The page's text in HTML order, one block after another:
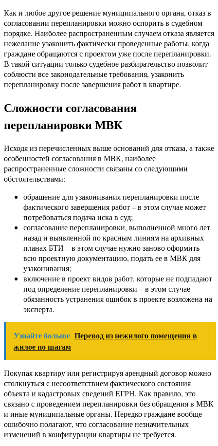
Как и любое другое решение муниципального органа, отказ в
согласовании перепланировки можно оспорить в судебном
порядке. Наиболее распространенным случаем отказа является
нежелание узаконить фактически проведенные работы, когда
граждане обращаются с проектом уже после перепланировки.
В такой ситуации только судебное разбирательство позволит
соблюсти все законодательные требования, узаконить
перепланировку после завершения работ в квартире.
Сложности согласования
перепланировки МВК
Исходя из перечисленных выше оснований для отказа, а также
особенностей согласования в МВК, наиболее
распространенные сложности связаны со следующими
обстоятельствами:
обращение для узаконивания перепланировки после
фактического завершения работ – в этом случае может
потребоваться подача иска в суд;
согласование перепланировки, выполненной много лет
назад и выявленной по красным линиям на архивных
планах БТИ – в этом случае нужно заново оформить
всю проектную документацию, подать ее в МВК для
узаконивания;
включение в проект видов работ, которые не подпадают
под определение перепланировки – в этом случае
обязанность устранения ошибок в проекте возложена на
эксперта.
Узнайте больше Перевод из нежилого помещения в
жилое по шагам
Покупая квартиру или регистрируя арендный договор можно
столкнуться с несоответствием фактического состояния
объекта и кадастровых сведений ЕГРН. Как правило, это
связано с проведением перепланировки без обращения в МВК
и иные муниципальные органы. Нередко граждане вообще
ошибочно полагают, что согласование незначительных
изменений в конфигурации квартиры не требуется.